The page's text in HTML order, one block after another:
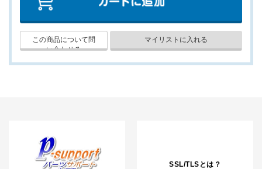
SSL/TLSとは？